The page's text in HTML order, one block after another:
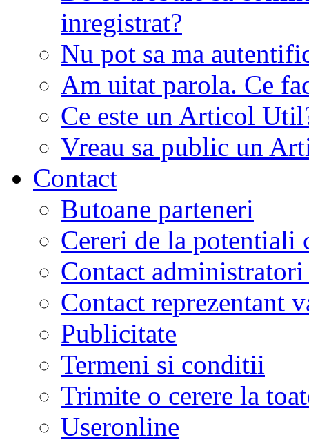
inregistrat?
Nu pot sa ma
Am uitat parola. Ce
Ce este un Articol
Vreau sa public un
Contact
Butoane parteneri
Cereri de la potentiali
Contact
Contact reprezentant
Publicitate
Termeni si conditii
Trimite o cerere la
Useronline